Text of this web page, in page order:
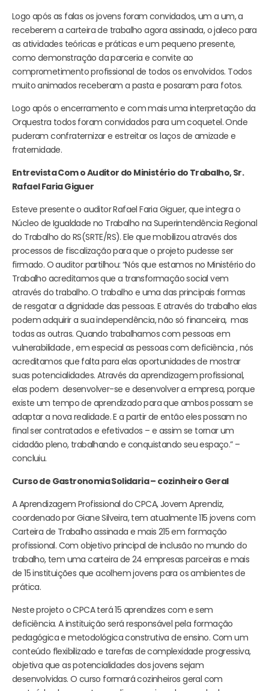
Logo após as falas os jovens foram convidados, um a um, a
receberem a carteira de trabalho agora assinada, o jaleco para
as atividades teóricas e práticas e um pequeno presente,
como demonstração da parceria e convite ao
comprometimento profissional de todos os envolvidos. Todos
muito animados receberam a pasta e posaram para fotos.
Logo após o encerramento e com mais uma interpretação da
Orquestra todos foram convidados para um coquetel. Onde
puderam confraternizar e estreitar os laços de amizade e
fraternidade.
Entrevista Com o Auditor do Ministério do Trabalho, Sr.
Rafael Faria Giguer
Esteve presente o auditor Rafael Faria Giguer, que integra o
Núcleo de Igualdade no Trabalho na Superintendência Regional
do Trabalho do RS(SRTE/RS). Ele que mobilizou através dos
processos de fiscalização para que o projeto pudesse ser
firmado. O auditor partilhou: “Nós que estamos no Ministério do
Trabalho acreditamos que a transformação social vem
através do trabalho. O trabalho e uma das principais formas
de resgatar a dignidade das pessoas. E através do trabalho elas
podem adquirir a sua independência, não só financeira, mas
todas as outras. Quando trabalhamos com pessoas em
vulnerabilidade , em especial as pessoas com deficiência , nós
acreditamos que falta para elas oportunidades de mostrar
suas potencialidades. Através da aprendizagem profissional,
elas podem desenvolver-se e desenvolver a empresa, porque
existe um tempo de aprendizado para que ambos possam se
adaptar a nova realidade. E a partir de então eles possam no
final ser contratados e efetivados – e assim se tornar um
cidadão pleno, trabalhando e conquistando seu espaço.” –
concluiu.
Curso de Gastronomia Solidaria – cozinheiro Geral
A Aprendizagem Profissional do CPCA, Jovem Aprendiz,
coordenado por Giane Silveira, tem atualmente 115 jovens com
Carteira de Trabalho assinada e mais 215 em formação
profissional. Com objetivo principal de inclusão no mundo do
trabalho, tem uma carteira de 24 empresas parceiras e mais
de 15 instituições que acolhem jovens para os ambientes de
prática.
Neste projeto o CPCA terá 15 aprendizes com e sem
deficiência. A instituição será responsável pela formação
pedagógica e metodológica construtiva de ensino. Com um
conteúdo flexibilizado e tarefas de complexidade progressiva,
objetiva que as potencialidades dos jovens sejam
desenvolvidas. O curso formará cozinheiros geral com